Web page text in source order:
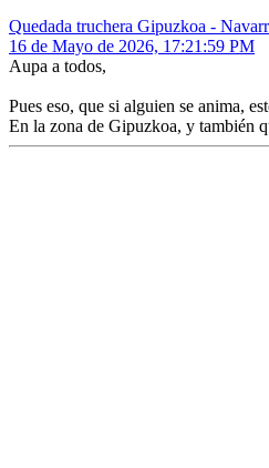
Quedada truchera Gipuzkoa -
16 de Mayo de 2026, 17:21:59 PM
Aupa a todos,
Pues eso, que si alguien se anima,
En la zona de Gipuzkoa, y también